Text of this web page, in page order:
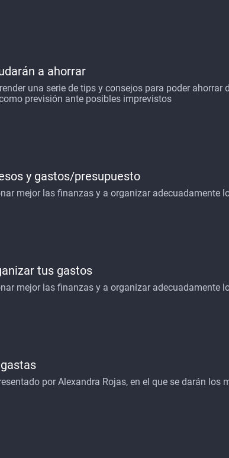
a ahorrar
una serie de tips y consejos para poder ahorrar
previsión ante posibles imprevistos
y gastos/presupuesto
mejor las finanzas y a organizar adecuadamente
tus gastos
mejor las finanzas y a organizar adecuadamente
por Alexandra Rojas, en el que se darán los